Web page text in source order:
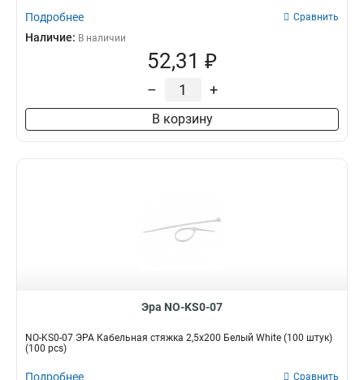
Подробнее Сравнить
Наличие: В наличии
52,31 ₽
– +
В корзину
Эра NO-KS0-07
NO-KS0-07 ЭРА Кабельная стяжка 2,5х200 Белый White (100 штук)
(100 pcs)
Подробнее Сравнить